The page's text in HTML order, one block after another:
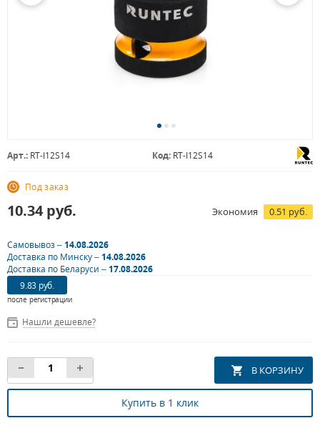
Арт.: RT-I12S14 Код: RT-I12S14
Под заказ
10.34 руб. Экономия 0.51 руб.
Самовывоз –14.08.2026
Доставка по Минску –14.08.2026
Доставка по Беларуси –17.08.2026
9.83 руб.
после регистрации
Нашли дешевле?
Купить в 1 клик